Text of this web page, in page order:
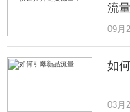
流量
09月
如
03月